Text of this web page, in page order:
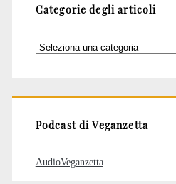
Categorie degli articoli
Categorie
Podcast di Veganzetta
AudioVeganzetta